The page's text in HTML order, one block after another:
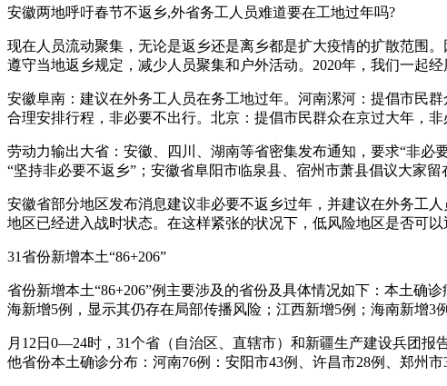
安徽两地呼吁春节不返乡,外省务工人员难道要在工地过年吗?
现在人员流动聚集，无论是返乡还是离乡都是扩大疫情的扩散范围
遵守当地返乡规定，减少人员聚集和户外活动。2020年，我们一起
安徽阜南：建议在外务工人员在务工地过年。河南漯河：提倡市民
合理安排行程，非必要不出行。北京：提倡市民群众在京过大年，非
劳动力输出大省：安徽、四川、湖南等省密集发布通知，要求“非
“坚持非必要不返乡”；安徽省阜阳市临泉县、宿州市萧县倡议大家
安徽省部分地区发布消息建议非必要不返乡过年，并建议在外务工
地区已经进入战时状态。在这样紧张的状况下，低风险地区是否可
31省份新增本土“86+206”
省份新增本土“86+206”例主要涉及的省份及具体情况如下：本土确
海新增5例，显示其仍存在局部传播风险；江西新增5例；海南新增3
月12日0—24时，31个省（自治区、直辖市）和新疆生产建设兵团
他省份本土确诊分布：河南76例：安阳市43例、许昌市28例、郑州